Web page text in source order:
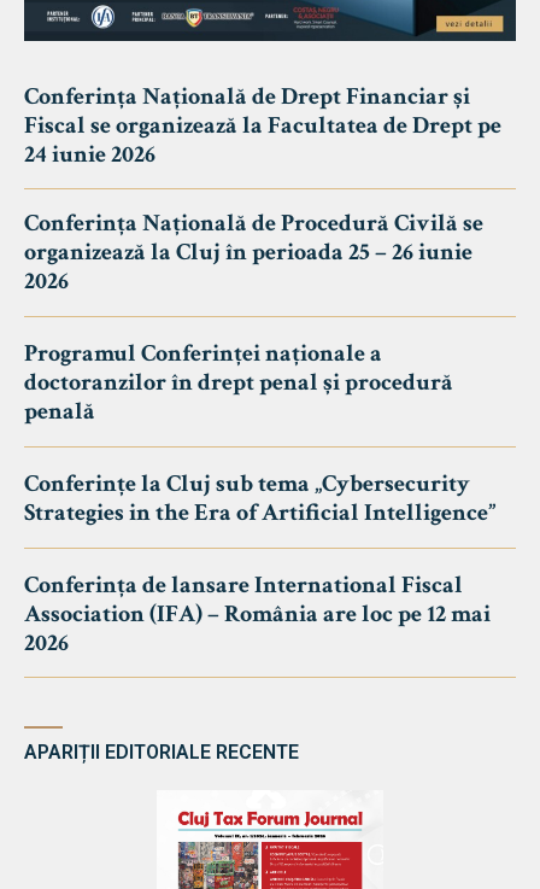
Conferința Națională de Drept Financiar și
Fiscal se organizează la Facultatea de Drept pe
24 iunie 2026
Conferința Națională de Procedură Civilă se
organizează la Cluj în perioada 25 – 26 iunie
2026
Programul Conferinței naționale a
doctoranzilor în drept penal și procedură
penală
Conferințe la Cluj sub tema „Cybersecurity
Strategies in the Era of Artificial Intelligence”
Conferința de lansare International Fiscal
Association (IFA) – România are loc pe 12 mai
2026
APARIȚII EDITORIALE RECENTE